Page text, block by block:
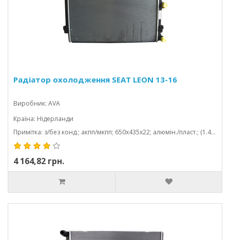
Радіатор охолодження SEAT LEON 13-16
Виробник: AVA
Країна: Нідерланди
Примітка: з/без конд.; акпп/мкпп; 650x435x22; алюмін./пласт.; (1.4 tsi/2.0 tdi/1.4 tfsi/1.5 tfsi/1.5 tsi/85 kw/1.6 tdi/1.2 tsi); механічний
4 164,82 грн.